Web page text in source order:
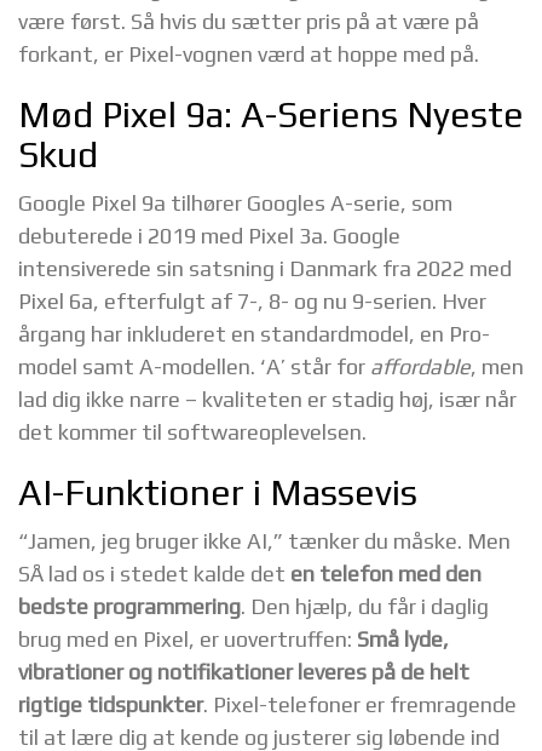
være først. Så hvis du sætter pris på at være på
forkant, er Pixel-vognen værd at hoppe med på.
Mød Pixel 9a: A-Seriens Nyeste
Skud
Google Pixel 9a tilhører Googles A-serie, som
debuterede i 2019 med Pixel 3a. Google
intensiverede sin satsning i Danmark fra 2022 med
Pixel 6a, efterfulgt af 7-, 8- og nu 9-serien. Hver
årgang har inkluderet en standardmodel, en Pro-
model samt A-modellen. ‘A’ står for affordable, men
lad dig ikke narre – kvaliteten er stadig høj, især når
det kommer til softwareoplevelsen.
AI-Funktioner i Massevis
“Jamen, jeg bruger ikke AI,” tænker du måske. Men
SÅ lad os i stedet kalde det en telefon med den
bedste programmering. Den hjælp, du får i daglig
brug med en Pixel, er uovertruffen: Små lyde,
vibrationer og notifikationer leveres på de helt
rigtige tidspunkter. Pixel-telefoner er fremragende
til at lære dig at kende og justerer sig løbende ind